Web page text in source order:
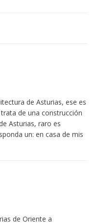
de Asturias, ese es
de una construcción
Asturias, raro es
un: en casa de mis
de Oriente a